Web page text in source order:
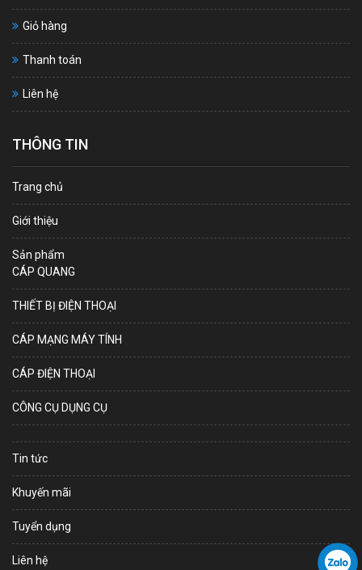
Giỏ hàng
Thanh toán
Liên hệ
THÔNG TIN
Trang chủ
Giới thiệu
Sản phẩm
CÁP QUANG
THIẾT BỊ ĐIỆN THOẠI
CÁP MẠNG MÁY TÍNH
CÁP ĐIỆN THOẠI
CÔNG CỤ DỤNG CỤ
Tin tức
Khuyến mãi
Tuyển dụng
Liên hệ